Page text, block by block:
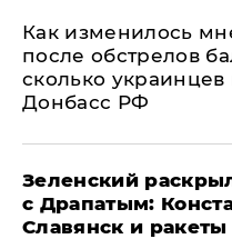
Как изменилось
после обстрелов
сколько украинцев
Донбасс РФ
​Зеленский
с Драпатым:
Славянск и